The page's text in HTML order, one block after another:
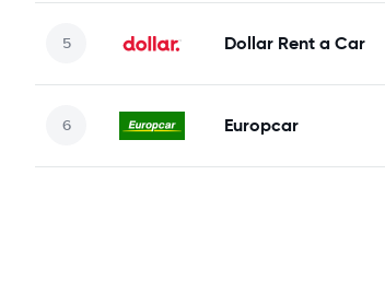
Dollar Rent a Car
Europcar